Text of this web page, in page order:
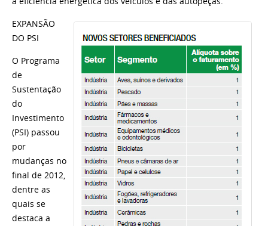
EXPANSÃO
DO PSI
O Programa
de
Sustentação
do
Investimento
(PSI) passou
por
mudanças no
final de 2012,
dentre as
quais se
destaca a